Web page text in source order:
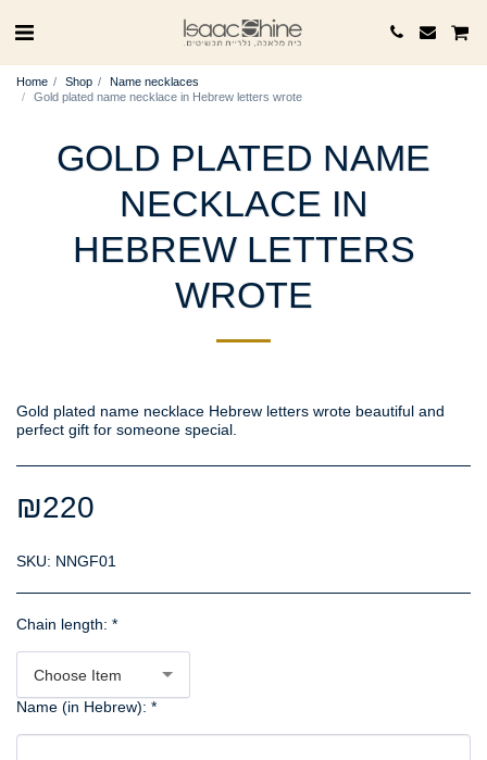
Home Shop
Name necklaces
Gold plated name necklace in Hebrew letters wrote
GOLD PLATED NAME
NECKLACE IN
HEBREW LETTERS
WROTE
Gold plated name necklace Hebrew letters wrote beautiful and
perfect gift for someone special.
₪220
SKU: NNGF01
Chain length: *
Choose Item
Name (in Hebrew): *